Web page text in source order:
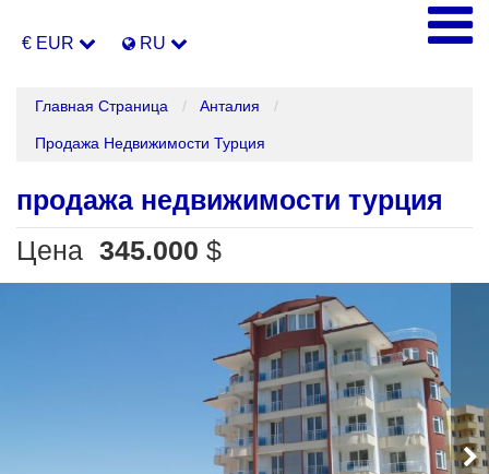
€ EUR RU
Главная Страница Анталия
Продажа Недвижимости Турция
продажа недвижимости турция
Цена 345.000 $